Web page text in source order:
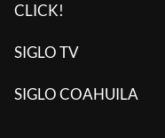
CLICK!
SIGLO TV
SIGLO COAHUILA